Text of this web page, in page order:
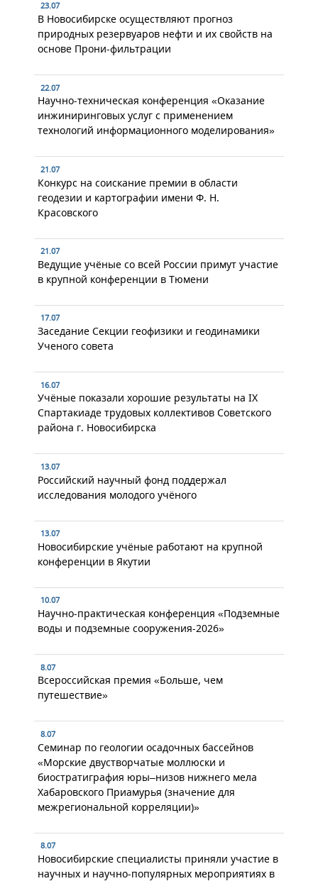
23.07
В Новосибирске осуществляют прогноз
природных резервуаров нефти и их свойств на
основе Прони-фильтрации
22.07
Научно-техническая конференция «Оказание
инжиниринговых услуг с применением
технологий информационного моделирования»
21.07
Конкурс на соискание премии в области
геодезии и картографии имени Ф. Н.
Красовского
21.07
Ведущие учёные со всей России примут участие
в крупной конференции в Тюмени
17.07
Заседание Секции геофизики и геодинамики
Ученого совета
16.07
Учёные показали хорошие результаты на IX
Спартакиаде трудовых коллективов Советского
района г. Новосибирска
13.07
Российский научный фонд поддержал
исследования молодого учёного
13.07
Новосибирские учёные работают на крупной
конференции в Якутии
10.07
Научно-практическая конференция «Подземные
воды и подземные сооружения-2026»
8.07
Всероссийская премия «Больше, чем
путешествие»
8.07
Семинар по геологии осадочных бассейнов
«Морские двустворчатые моллюски и
биостратиграфия юры–низов нижнего мела
Хабаровского Приамурья (значение для
межрегиональной корреляции)»
8.07
Новосибирские специалисты приняли участие в
научных и научно-популярных мероприятиях в